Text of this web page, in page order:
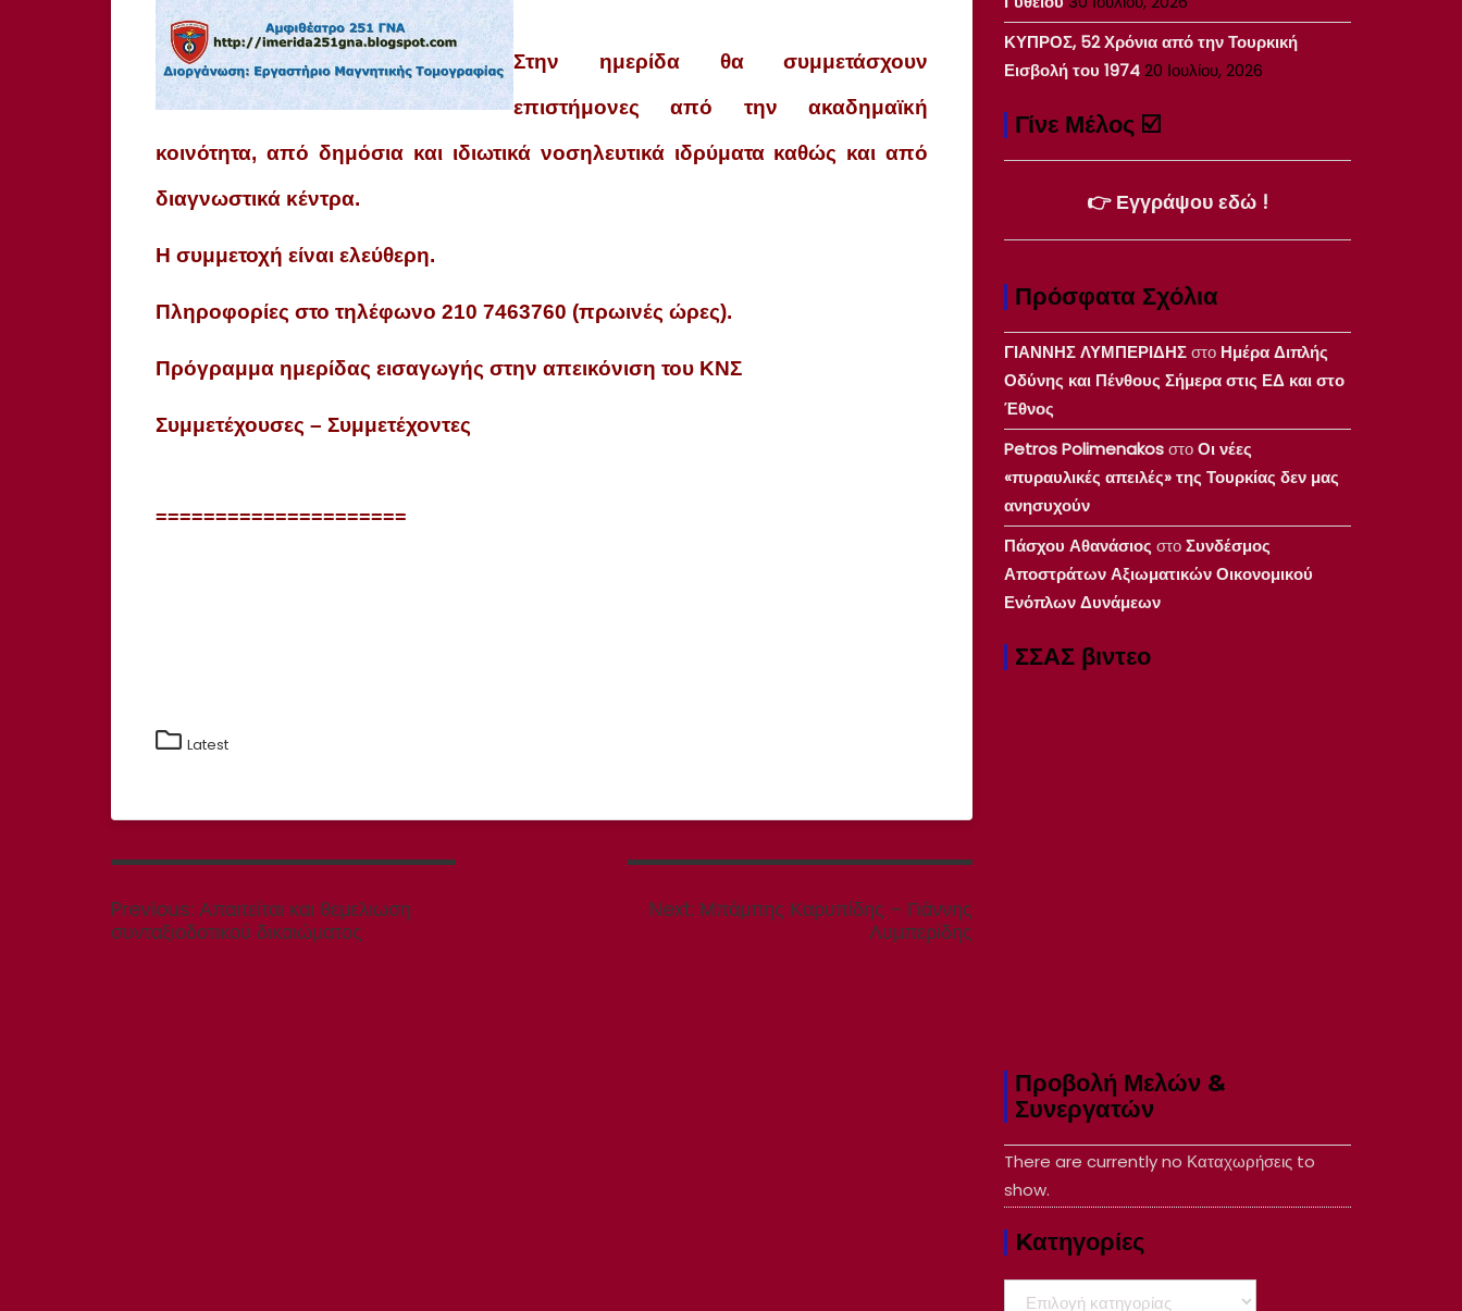
Στην ημερίδα θα συμμετάσχουν
επιστήμονες από την ακαδημαϊκή
κοινότητα, από δημόσια και ιδιωτικά νοσηλευτικά ιδρύματα καθώς και από
διαγνωστικά κέντρα.
Η συμμετοχή είναι ελεύθερη.
Πληροφορίες στο τηλέφωνο 210 7463760 (πρωινές ώρες).
Πρόγραμμα ημερίδας εισαγωγής στην απεικόνιση του ΚΝΣ
Συμμετέχουσες – Συμμετέχοντες
=====================
Latest
Πλοήγηση
Previous: Previous
post:
Απαιτείται και θεμελιωση
συνταξιοδοτικού δικαιώματος
Next: Next
Μπάμπης Καρυπίδης – Γιάννης
Λυμπερίδης
ΚΥΠΡΟΣ, 52 Χρόνια από την Τουρκική
Εισβολή του 197420 Ιουλίου, 2026
Γίνε Μέλος ☑️
👉 Εγγράψου εδώ !
Πρόσφατα Σχόλια
ΓΙΑΝΝΗΣ ΛΥΜΠΕΡΙΔΗΣστο Ημέρα Διπλής
Οδύνης και Πένθους Σήμερα στις ΕΔ και στο
Έθνος
Petros PolimenakosστοΟι νέες
«πυραυλικές απειλές» της Τουρκίας δεν μας
ανησυχούν
Πάσχου Αθανάσιος στοΣυνδέσμος
Αποστράτων Αξιωματικών Οικονομικού
Ενόπλων Δυνάμεων
ΣΣΑΣ βιντεο
Προβολή Μελών &
Συνεργατών
There are currently no Καταχωρήσεις to
show.
Kατηγορίες
Kατηγορίες